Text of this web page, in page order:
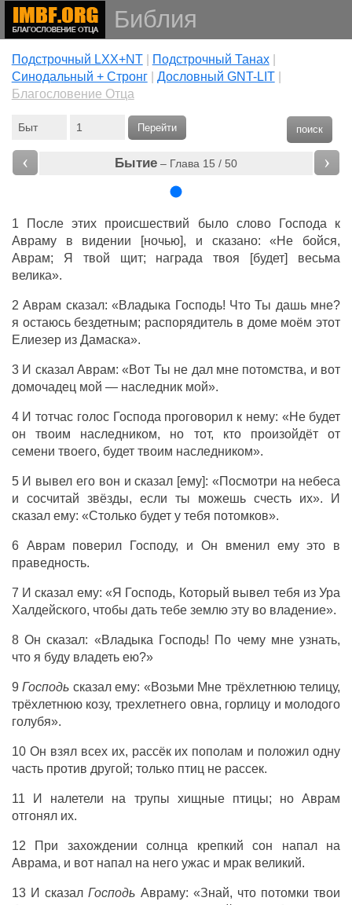
Библия
Подстрочный LXX+NT| Подстрочный Танах|
Cинодальный + Стронг| Дословный GNT-LIT|
Благословение Отца
поиск
Перейти
‹ Бытие– Глава 15 / 50 ›
1 После этих происшествий было слово Господа к
Авраму в видении [ночью], и сказано: «Не бойся,
Аврам; Я твой щит; награда твоя [будет] весьма
велика».
2 Аврам сказал: «Владыка Господь! Что Ты дашь мне?
я остаюсь бездетным; распорядитель в доме моём этот
Елиезер из Дамаска».
3 И сказал Аврам: «Вот Ты не дал мне потомства, и вот
домочадец мой — наследник мой».
4 И тотчас голос Господа проговорил к нему: «Не будет
он твоим наследником, но тот, кто произойдёт от
семени твоего, будет твоим наследником».
5 И вывел его вон и сказал [ему]: «Посмотри на небеса
и сосчитай звёзды, если ты можешь счесть их». И
сказал ему: «Столько будет у тебя потомков».
6 Аврам поверил Господу, и Он вменил ему это в
праведность.
7 И сказал ему: «Я Господь, Который вывел тебя из Ура
Халдейского, чтобы дать тебе землю эту во владение».
8 Он сказал: «Владыка Господь! По чему мне узнать,
что я буду владеть ею?»
9Господь сказал ему: «Возьми Мне трёхлетнюю телицу,
трёхлетнюю козу, трехлетнего овна, горлицу и молодого
голубя».
10 Он взял всех их, рассёк их пополам и положил одну
часть против другой; только птиц не рассек.
11 И налетели на трупы хищные птицы; но Аврам
отгонял их.
12 При захождении солнца крепкий сон напал на
Аврама, и вот напал на него ужас и мрак великий.
13 И сказалГосподь Авраму: «Знай, что потомки твои